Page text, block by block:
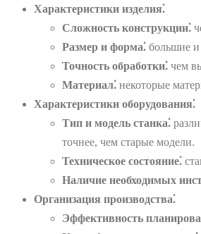
Характеристики изделия⁚
Сложность конструкции⁚
Размер и форма⁚ большие и
Точность обработки⁚ чем
Материал⁚ некоторые
Характеристики оборудования⁚
Тип и модель станка⁚
точнее, чем старые модели.
Техническое состояние⁚
Наличие необходимых
Организация производства⁚
Эффективность